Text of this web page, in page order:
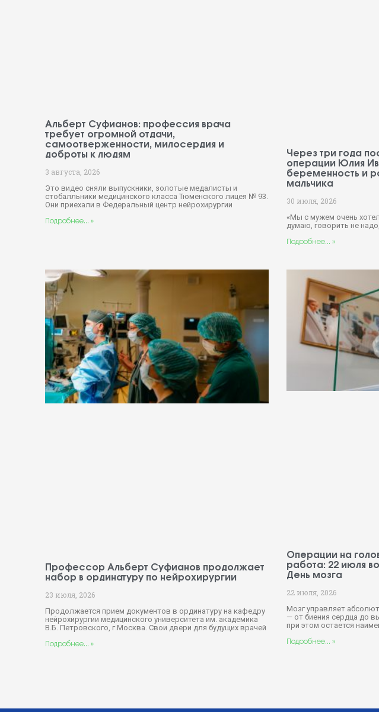
Альберт Суфианов: профессия врача
требует огромной отдачи,
самоотверженности, милосердия и
доброты к людям
3 августа, 2026
Это видео сняли выпускники, золотые медалисты и
стобалльники медицинского класса Тюменского лицея № 93.
Они приехали в Федеральный центр нейрохирургии
Подробнее... »
Через три года
операции Юлия
беременность и
мальчика
30 июля, 2026
«Мы с мужем очень
думаю, говорить не
Подробнее... »
Профессор Альберт Суфианов продолжает
набор в ординатуру по нейрохирургии
23 июля, 2026
Продолжается прием документов в ординатуру на кафедру
нейрохирургии медицинского университета им. академика
В.Б. Петровского, г.Москва. Свои двери для будущих врачей
Подробнее... »
Операции на
работа: 22 июля
День мозга
22 июля, 2026
Мозг управляет
— от биения сердца до
при этом остается
Подробнее... »